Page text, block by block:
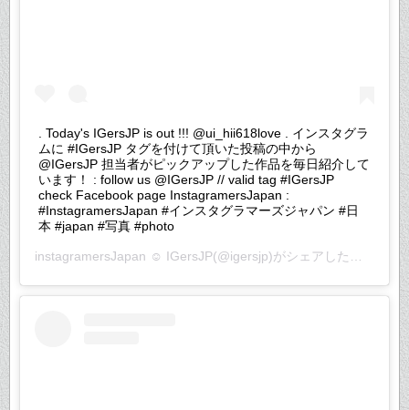
. Today's IGersJP is out !!! @ui_hii618love . インスタグラ
ムに #IGersJP タグを付けて頂いた投稿の中から
@IGersJP 担当者がピックアップした作品を毎日紹介して
います！ : follow us @IGersJP // valid tag #IGersJP
check Facebook page InstagramersJapan :
#InstagramersJapan #インスタグラマーズジャパン #日
本 #japan #写真 #photo
instagramersJapan ☺︎ IGersJP(@igersjp)がシェアした投稿 –